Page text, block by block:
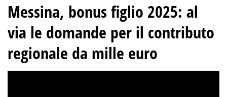
Messina, bonus figlio 2025: al
via le domande per il contributo
regionale da mille euro